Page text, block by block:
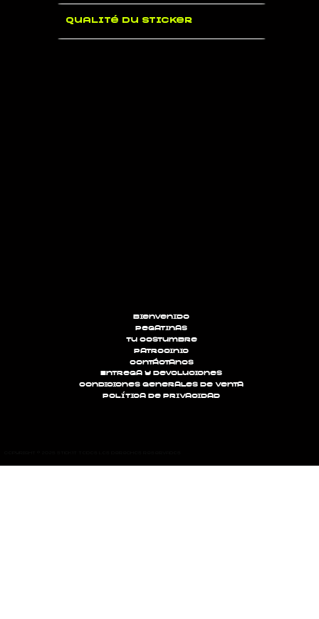
Qualité du sticker
Bienvenido
Pegatinas
Tu costumbre
Patrocinio
Contáctanos
Entrega y devoluciones
Condiciones generales de venta
política de privacidad